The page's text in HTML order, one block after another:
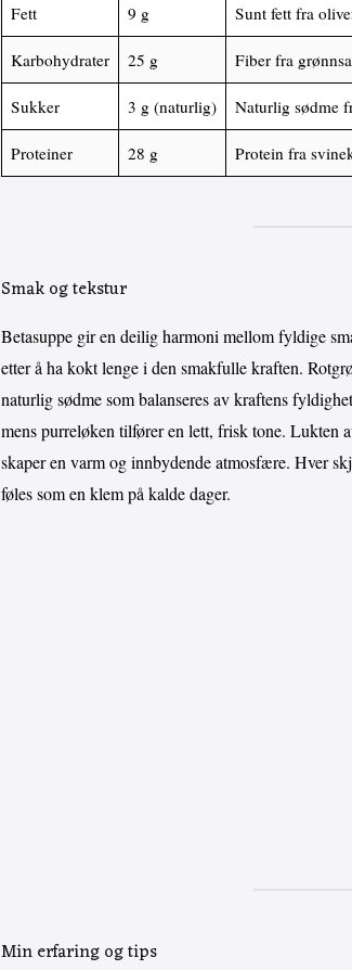
Fett 9 g Sunt fett fra
Karbohydrater 25 g Fiber fra
Sukker 3 g (naturlig) Naturlig sødme
Proteiner 28 g Protein fra
Smak og tekstur
Betasuppe gir en deilig harmoni mellom fyldige
etter å ha kokt lenge i den smakfulle kraften.
naturlig sødme som balanseres av kraftens
mens purreløken tilfører en lett, frisk tone.
skaper en varm og innbydende atmosfære. Hver
føles som en klem på kalde dager.
Min erfaring og tips